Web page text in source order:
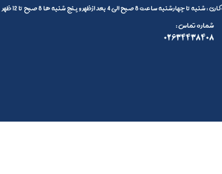
چهارشنبه ساعت 8 صبح الی 4 بعد ازظهر و پنج شنبه ها 8 صبح تا 12 ظهر
: شماره تماس
02634438408